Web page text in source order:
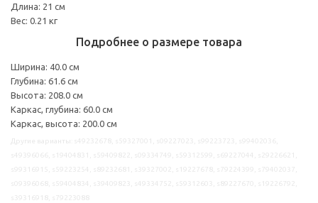
Длина: 21 см
Вес: 0.21 кг
Подробнее о размере товара
Ширина: 40.0 см
Глубина: 61.6 см
Высота: 208.0 см
Каркас, глубина: 60.0 см
Каркас, высота: 200.0 см